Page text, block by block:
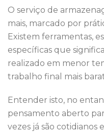
O serviço de
mais, marcado por
Existem ferramentas,
específicas que
realizado em menor
trabalho final mais
Entender isto, no
pensamento aberto
vezes já são cotidianos